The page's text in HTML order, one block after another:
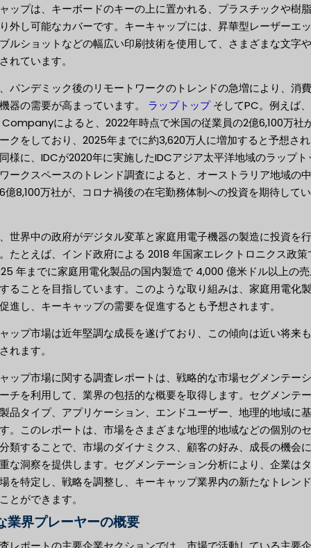
ップは、キーボードのキーの上に置かれる、プラスチックや樹
外し可能なカバーです。キーキャップには、昇華型レーザーエ
ルショットなどの幅広い印刷技術を使用して、さまざまな文字
れています。
パンデミック後のリモートワークのトレンドの急増により、消
器の需要が高まっています。 ラップトップそしてPC。例えば、
によると、2022年時点で米国の従業員の2億6,100万社
クをしており、2025年までに約3,620万人に増加すると予想さ
様に、IDCが2020年に実施したIDCアジア太平洋地域のラップト
ークスペースのトレンド調査によると、オーストラリア地域の
億8,100万社が、コロナ禍後の在宅勤務体制への投資を期待して
世界中の政府がデジタル変革と家庭用電子機器の製造に投資を
たとえば、インド政府による 2018 年国家エレクトロニクス政策
年までに家庭用電化製品の国内製造で 4,000 億米ドル以上の
ることを目指しています。このような取り組みは、家庭用電化
進し、キーキャップの需要を促進するとも予想されます。
ップ市場は近年堅調な成長を遂げており、この傾向は近い将来
れます。
ップ市場に関する調査レポートは、戦略的な市場セグメンテー
チを利用して、業界の包括的な概要を取得します。セグメンテ
品タイプ、アプリケーション、エンドユーザー、地理的地域に
。このレポートは、市場をさまざまな地理的地域などの個別の
類することで、市場のダイナミクス、顧客の好み、成長の機会
な洞察を提供します。セグメンテーション分析により、企業は
を特定し、戦略を調整し、キーキャップ業界内の新たなトレン
とができます。
業界プレーヤーの概要